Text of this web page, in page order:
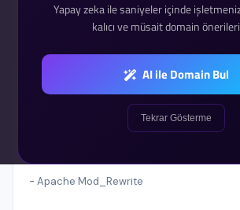
Yapay zeka ile saniyeler içinde
kalıcı ve müsait domain
AI ile Domain Bul
Tekrar Gösterme
Sunucu Gereksinimleri
- Ioncube 10.x.x ve üzeri.
- Apache Mod_Rewrite